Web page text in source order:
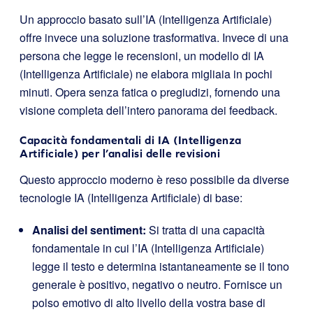
Un approccio basato sull’IA (Intelligenza Artificiale)
offre invece una soluzione trasformativa. Invece di una
persona che legge le recensioni, un modello di IA
(Intelligenza Artificiale) ne elabora migliaia in pochi
minuti. Opera senza fatica o pregiudizi, fornendo una
visione completa dell’intero panorama dei feedback.
Capacità fondamentali di IA (Intelligenza
Artificiale) per l’analisi delle revisioni
Questo approccio moderno è reso possibile da diverse
tecnologie IA (Intelligenza Artificiale) di base:
Analisi del sentiment: Si tratta di una capacità
fondamentale in cui l’IA (Intelligenza Artificiale)
legge il testo e determina istantaneamente se il tono
generale è positivo, negativo o neutro. Fornisce un
polso emotivo di alto livello della vostra base di